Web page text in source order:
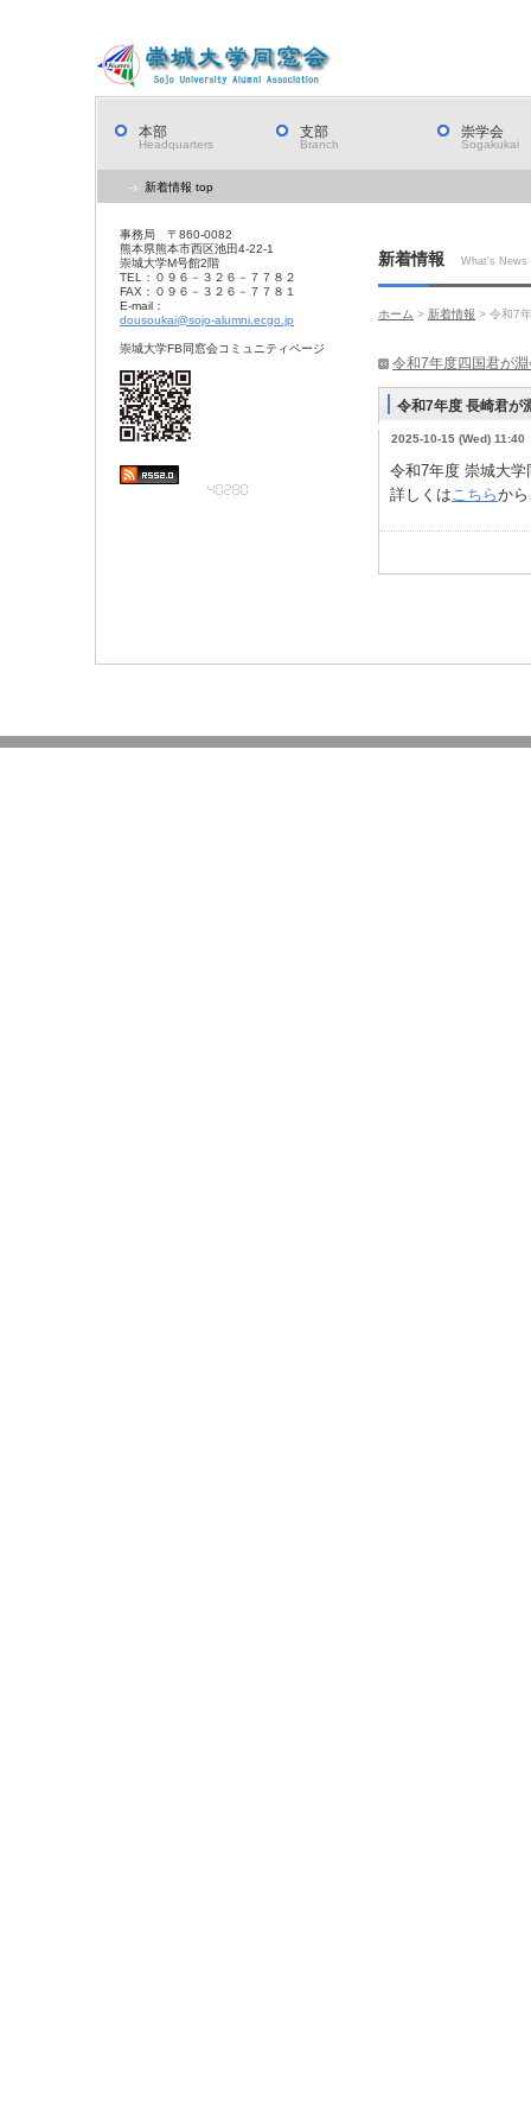
本部
Headquarters
支部
Branch
崇学会
Sogakukai
新着情報 top
新着情報 What's News
ホーム > 新着情報 > 令和7
令和7年度四国君が
令和7年度 長崎君が
2025-10-15 (Wed) 11:40
令和7年度 崇城大
詳しくはこちらか
事務局 〒860-0082
熊本県熊本市西区池田4-22-1
崇城大学M号館2階
TEL：０９６－３２６－７７８２
FAX：０９６－３２６－７７８１
E-mail：
dousoukai@sojo-alumni.ecgo.jp
崇城大学FB同窓会コミュニティページ